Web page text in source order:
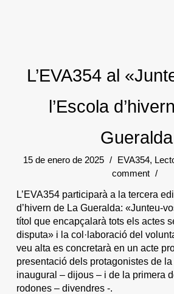
L’EVA354 al
l’Escola
Gueralda
15 de enero de 2025 / EVA354,
comment /
L’EVA354 participarà a la tercera
d’hivern de La Gueralda: «Junteu-
títol que encapçalarà tots els actes
disputa» i la col·laboració del
veu alta es concretarà en un acte
presentació dels protagonistes de
inaugural – dijous – i de la primera
rodones – divendres -.